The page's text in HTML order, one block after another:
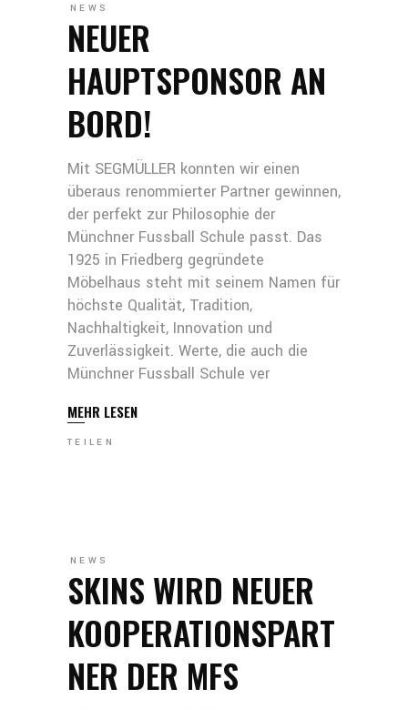
NEWS
NEUER
HAUPTSPONSOR AN
BORD!
Mit SEGMÜLLER konnten wir einen
überaus renommierter Partner gewinnen,
der perfekt zur Philosophie der
Münchner Fussball Schule passt. Das
1925 in Friedberg gegründete
Möbelhaus steht mit seinem Namen für
höchste Qualität, Tradition,
Nachhaltigkeit, Innovation und
Zuverlässigkeit. Werte, die auch die
Münchner Fussball Schule ver
MEHR LESEN
TEILEN
NEWS
SKINS WIRD NEUER
KOOPERATIONSPART
NER DER MFS